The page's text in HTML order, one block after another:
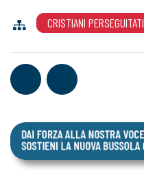
CRISTIANI PERSEGUITATI